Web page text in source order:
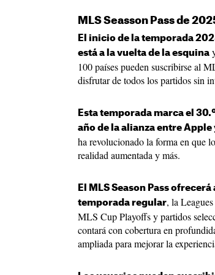
MLS Seasson Pass de
El inicio de la temporada
está a la vuelta de la esquina
100 países pueden suscribirse al
disfrutar de todos los partidos sin
Esta temporada marca el
año de la alianza entre Apple
ha revolucionado la forma en que
realidad aumentada y más.
El MLS Season Pass
temporada regular, la
MLS Cup Playoffs y partidos
contará con cobertura en
ampliada para mejorar la